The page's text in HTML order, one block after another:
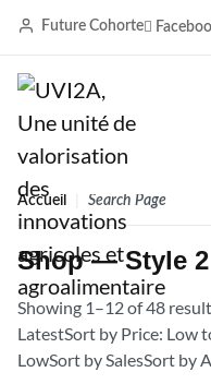
Future Cohorte
Search
Sleeve
Accueil Search Page
Shop — Style 2
Showing 1–12 of 48
LatestSort by Price: Low
LowSort by SalesSort by